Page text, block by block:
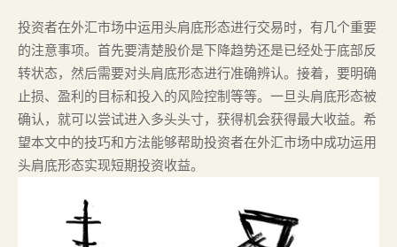
投资者在外汇市场中运用头肩底形态进行交易时，有几个重要
的注意事项。首先要清楚股价是下降趋势还是已经处于底部反
转状态，然后需要对头肩底形态进行准确辨认。接着，要明确
止损、盈利的目标和投入的风险控制等等。一旦头肩底形态被
确认，就可以尝试进入多头头寸，获得机会获得最大收益。希
望本文中的技巧和方法能够帮助投资者在外汇市场中成功运用
头肩底形态实现短期投资收益。